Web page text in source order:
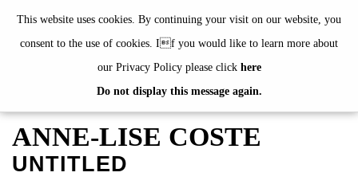
This website uses cookies. By continuing your visit on our website, you
consent to the use of cookies. If you would like to learn more about
our Privacy Policy please click here
Do not display this message again.
de | en
EXHIBITIONS
EVENTS
JAHRESGABEN
current
ANNE-LISE COSTE
UNTITLED